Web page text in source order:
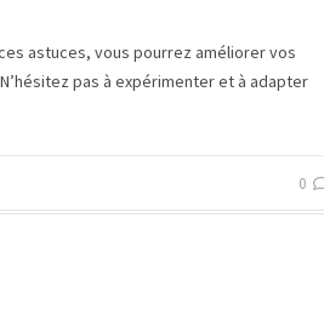
astuces, vous pourrez améliorer vos
pas à expérimenter et à adapter
0